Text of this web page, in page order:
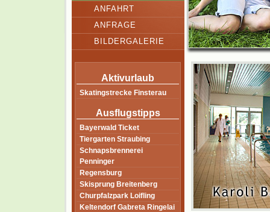
ANFAHRT
ANFRAGE
BILDERGALERIE
Aktivurlaub
Skatingstrecke Finsterau
Ausflugstipps
Bayerwald Ticket
Tiergarten Straubing
Schnapsbrennerei
Penninger
Regensburg
Skisprung Breitenberg
Churpfalzpark Loifling
Keltendorf Gabreta Ringelai